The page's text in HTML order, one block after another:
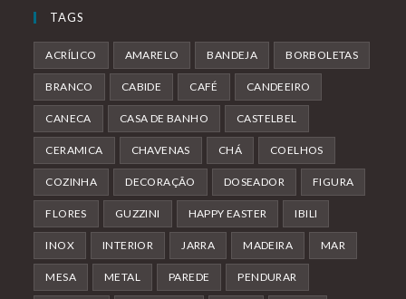
TAGS
ACRÍLICO AMARELO BANDEJA BORBOLETAS
BRANCO CABIDE CAFÉ CANDEEIRO
CANECA CASA DE BANHO CASTELBEL
CERAMICA CHAVENAS CHÁ COELHOS
COZINHA DECORAÇÃO DOSEADOR FIGURA
FLORES GUZZINI HAPPY EASTER IBILI
INOX INTERIOR JARRA MADEIRA MAR
MESA METAL PAREDE PENDURAR